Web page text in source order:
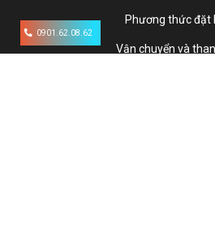
Phương thức đặt
Vận chuyển và
0901.62.08.62